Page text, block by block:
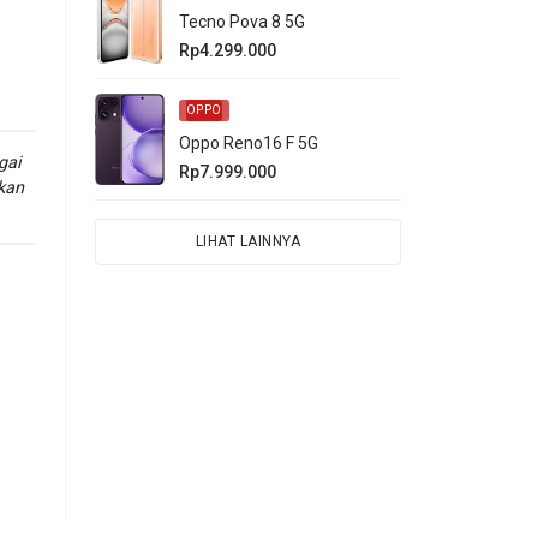
Tecno Pova 8 5G
Rp4.299.000
OPPO
Oppo Reno16 F 5G
Rp7.999.000
LIHAT LAINNYA